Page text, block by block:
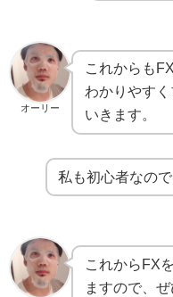
オーリー
これからも
わかりやす
いきます。
私も初心者なの
これからFX
ますので、